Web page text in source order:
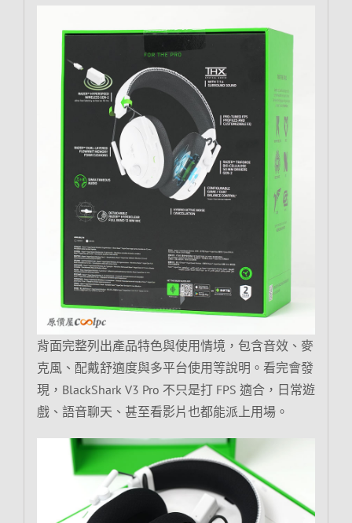
背面完整列出產品特色與使用情境，包含音效、麥
克風、配戴舒適度與多平台使用等說明。看完會發
現，BlackShark V3 Pro 不只是打 FPS 適合，日常遊
戲、語音聊天、甚至看影片也都能派上用場。